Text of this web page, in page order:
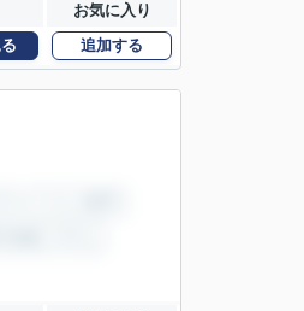
お気に入り
追加する